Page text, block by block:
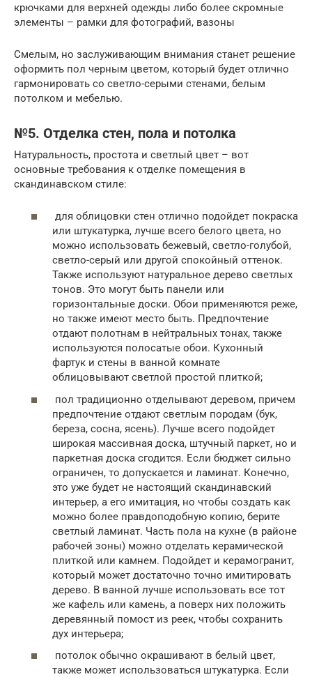
крючками для верхней одежды либо более скромные
элементы – рамки для фотографий, вазоны
Смелым, но заслуживающим внимания станет решение
оформить пол черным цветом, который будет отлично
гармонировать со светло-серыми стенами, белым
потолком и мебелью.
№5. Отделка стен, пола и потолка
Натуральность, простота и светлый цвет – вот
основные требования к отделке помещения в
скандинавском стиле:
для облицовки стен отлично подойдет покраска
или штукатурка, лучше всего белого цвета, но
можно использовать бежевый, светло-голубой,
светло-серый или другой спокойный оттенок.
Также используют натуральное дерево светлых
тонов. Это могут быть панели или
горизонтальные доски. Обои применяются реже,
но также имеют место быть. Предпочтение
отдают полотнам в нейтральных тонах, также
используются полосатые обои. Кухонный
фартук и стены в ванной комнате
облицовывают светлой простой плиткой;
пол традиционно отделывают деревом, причем
предпочтение отдают светлым породам (бук,
береза, сосна, ясень). Лучше всего подойдет
широкая массивная доска, штучный паркет, но и
паркетная доска сгодится. Если бюджет сильно
ограничен, то допускается и ламинат. Конечно,
это уже будет не настоящий скандинавский
интерьер, а его имитация, но чтобы создать как
можно более правдоподобную копию, берите
светлый ламинат. Часть пола на кухне (в районе
рабочей зоны) можно отделать керамической
плиткой или камнем. Подойдет и керамогранит,
который может достаточно точно имитировать
дерево. В ванной лучше использовать все тот
же кафель или камень, а поверх них положить
деревянный помост из реек, чтобы сохранить
дух интерьера;
потолок обычно окрашивают в белый цвет,
также может использоваться штукатурка. Если